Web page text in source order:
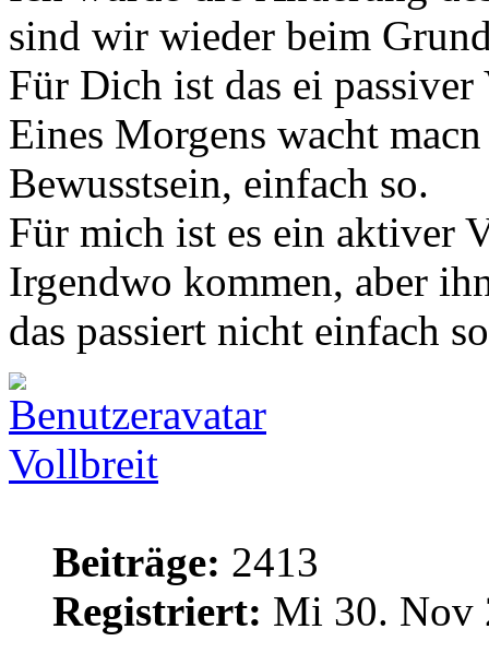
sind wir wieder beim
Für Dich ist das ei
Eines Morgens wacht
Bewusstsein, einfach so.
Für mich ist es ein aktiver
Irgendwo kommen, aber
das passiert nicht einfach
Vollbreit
Beiträge: 2413
Registriert: Mi 30. Nov